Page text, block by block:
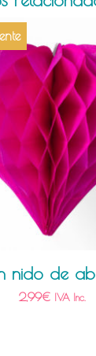
nido de
2,99€ IVA Inc.